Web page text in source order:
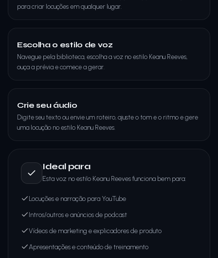
para criar locuções em qualquer lugar.
Escolha o estilo de voz
Navegue pela biblioteca, escolha a voz no estilo Keanu Reeves,
ouça a prévia e comece a gerar.
Crie seu áudio
Digite seu texto ou envie um roteiro, ajuste o tom e o ritmo e gere
uma locução no estilo Keanu Reeves.
Ideal para
Esta voz no estilo Keanu Reeves funciona bem para:
Locuções e narração para YouTube
Intros/outros e anúncios de podcast
Vídeos de marketing e explicadores de produto
Apresentações e conteúdo de treinamento